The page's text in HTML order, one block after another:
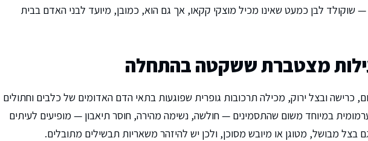
— שוקולד לבן כמעט שאינו מכיל מוצקי קקאו, אך גם הוא, כמובן, מיועד לבני האדם בבית
מצטברת ששקטה בהתחלה
ובצל ירוק, מכילה תרכובות גופרית שפוגעות בתאי הדם האדומים של כלבים וחתולים
במיוחד משום שהתסמינים — חולשה, נשימה מהירה, חוסר תיאבון — מופיעים לעיתים
בצל מבושל, מטוגן או מיובש מסוכן, ולכן יש להיזהר משאריות תבשילים מתובלים.